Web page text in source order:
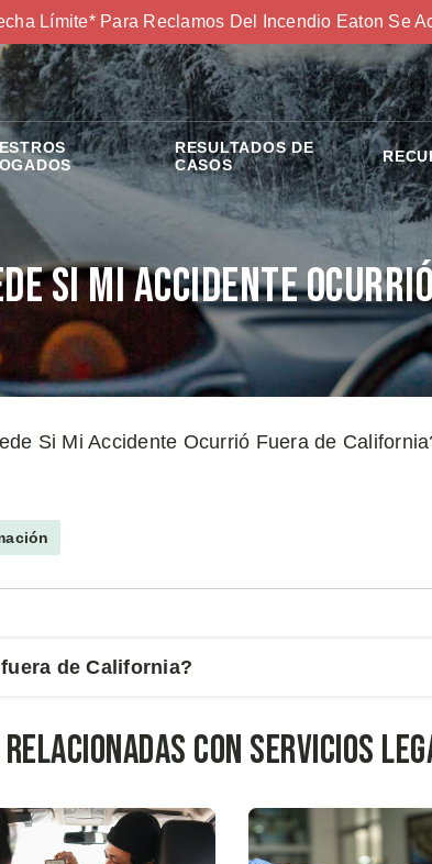
Límite* Para Reclamos Del Incendio Eaton Se
RESULTADOS DE
CASOS
Si Mi Accidente
Si Mi Accidente Ocurrió Fuera de
de California?
con Servicios